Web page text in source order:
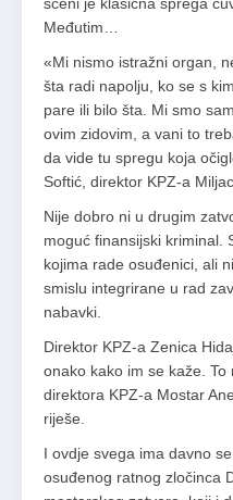
Međutim…
«Mi nismo istražni organ,
šta radi napolju, ko se s
pare ili bilo šta. Mi smo
ovim zidovim, a vani to
da vide tu spregu koja
Softić, direktor KPZ-a
Nije dobro ni u drugim
moguć finansijski kriminal.
kojima rade osuđenici, ali
smislu integrirane u rad
nabavki.
Direktor KPZ-a Zenica
onako kako im se kaže.
direktora KPZ-a Mostar
riješe.
I ovdje svega ima davno
osuđenog ratnog zločinca